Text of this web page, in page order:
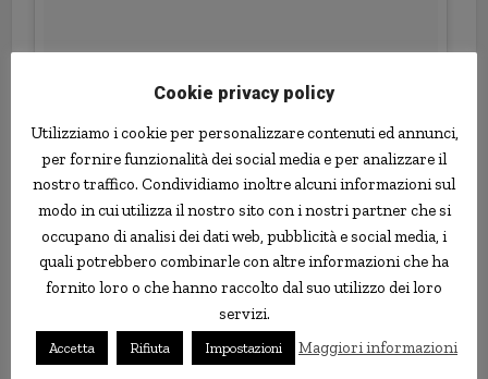
Cookie privacy policy
Utilizziamo i cookie per personalizzare contenuti ed annunci,
per fornire funzionalità dei social media e per analizzare il
nostro traffico. Condividiamo inoltre alcuni informazioni sul
modo in cui utilizza il nostro sito con i nostri partner che si
occupano di analisi dei dati web, pubblicità e social media, i
quali potrebbero combinarle con altre informazioni che ha
fornito loro o che hanno raccolto dal suo utilizzo dei loro
servizi.
Accetta Rifiuta Impostazioni Maggiori informazioni